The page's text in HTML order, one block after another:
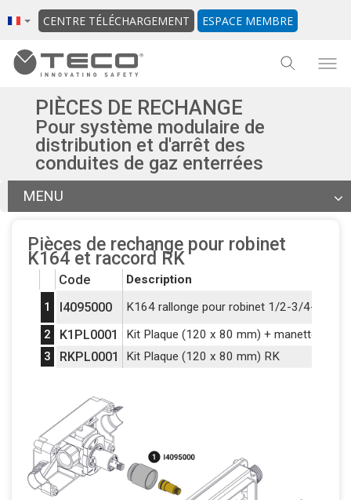
CENTRE TÉLÉCHARGEMENT ESPACE MEMBRE
PIÈCES DE RECHANGE
Pour système modulaire de
distribution et d'arrêt des
conduites de gaz enterrées
MENU
Documentation
Fichier BIM
Autres produits de la gamme
Retour à l'onglet général
Pièces de rechange pour robinet
K164 et raccord RK
Code
Description
1
I4095000
K164 rallonge pour robinet 1/2-3/4-1"
2
K1PL0001
Kit Plaque (120 x 80 mm) + manette K164
3
RKPL0001 Kit Plaque (120 x 80 mm) RK